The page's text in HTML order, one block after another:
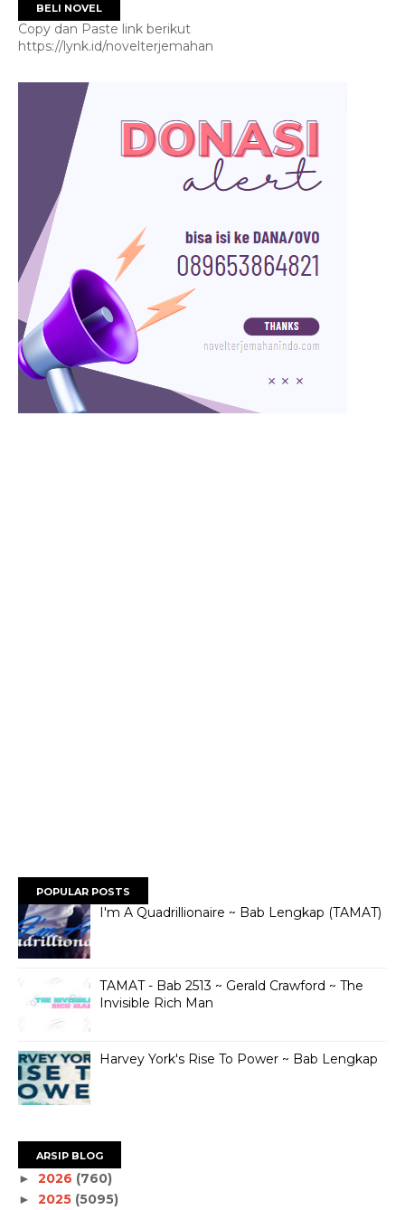
BELI NOVEL
Copy dan Paste link berikut
https://lynk.id/novelterjemahan
POPULAR POSTS
I'm A Quadrillionaire ~ Bab Lengkap (TAMAT)
TAMAT - Bab 2513 ~ Gerald Crawford ~ The
Invisible Rich Man
Harvey York's Rise To Power ~ Bab Lengkap
ARSIP BLOG
► 2026 (760)
► 2025 (5095)